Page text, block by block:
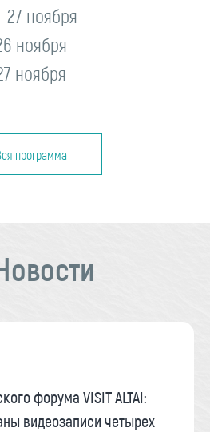
27 ноября
ноября
ноября
программа
форума VISIT ALTAI:
видеозаписи четырех